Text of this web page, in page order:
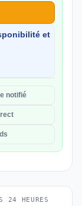
et
notifié
24 HEURES